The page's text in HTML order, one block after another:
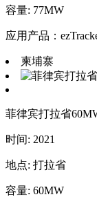
容量: 77MW
应用产品：
柬埔寨
菲律宾打拉省
时间: 2021
地点: 打拉省
容量: 60MW